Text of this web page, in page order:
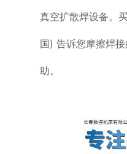
真空扩散焊设备。
国) 告诉您摩擦焊
助。